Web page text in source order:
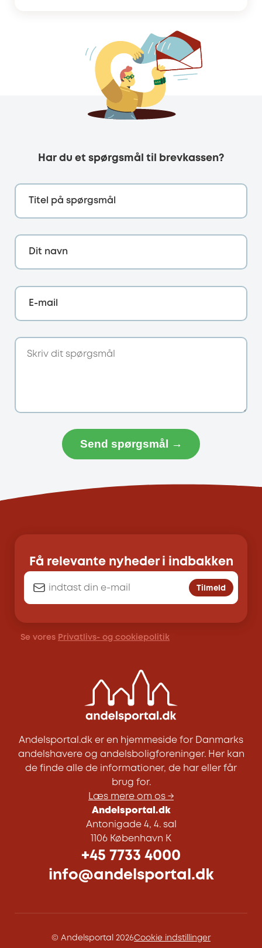
Har du et spørgsmål til brevkassen?
Titel på spørgsmål
Dit navn
E-mail
Send spørgsmål →
Få relevante nyheder i indbakken
Tilmeld
Se vores Privatlivs- og cookiepolitik
Andelsportal.dk er en hjemmeside for Danmarks
andelshavere og andelsboligforeninger. Her kan
de finde alle de informationer, de har eller får
brug for.
Læs mere om os →
Andelsportal.dk
Antonigade 4, 4. sal
1106 København K
+45 7733 4000
info@andelsportal.dk
© Andelsportal 2026Cookie indstillinger